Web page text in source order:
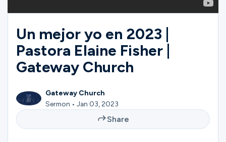
Connect
Groups
Un mejor yo en 2023 |
Pastora Elaine Fisher |
Gateway Church
Gateway Church
Sermon • Jan 03, 2023
Share